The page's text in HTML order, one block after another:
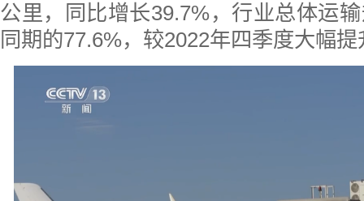
公里，同比增长39.7%，行业总体运
同期的77.6%，较2022年四季度大幅